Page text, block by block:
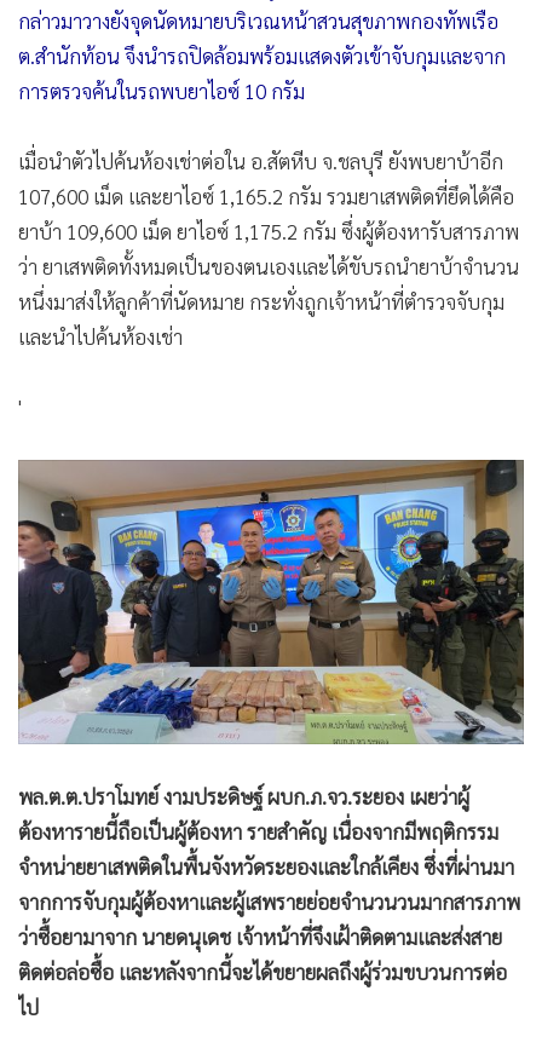
กล่าวมาวางยังจุดนัดหมายบริเวณหน้าสวนสุขภาพกองทัพเรือ
ต.สำนักท้อน จึงนำรถปิดล้อมพร้อมแสดงตัวเข้าจับกุมและจาก
การตรวจค้นในรถพบยาไอซ์ 10 กรัม
เมื่อนำตัวไปค้นห้องเช่าต่อใน อ.สัตหีบ จ.ชลบุรี ยังพบยาบ้าอีก
107,600 เม็ด และยาไอซ์ 1,165.2 กรัม รวมยาเสพติดที่ยึดได้คือ
ยาบ้า 109,600 เม็ด ยาไอซ์ 1,175.2 กรัม ซึ่งผู้ต้องหารับสารภาพ
ว่า ยาเสพติดทั้งหมดเป็นของตนเองและได้ขับรถนำยาบ้าจำนวน
หนึ่งมาส่งให้ลูกค้าที่นัดหมาย กระทั่งถูกเจ้าหน้าที่ตำรวจจับกุม
และนำไปค้นห้องเช่า
'
พล.ต.ต.ปราโมทย์ งามประดิษฐ์ ผบก.ภ.จว.ระยอง เผยว่าผู้
ต้องหารายนี้ถือเป็นผู้ต้องหา รายสำคัญ เนื่องจากมีพฤติกรรม
จำหน่ายยาเสพติดในพื้นจังหวัดระยองและใกล้เคียง ซึ่งที่ผ่านมา
จากการจับกุมผู้ต้องหาและผู้เสพรายย่อยจำนวนวนมากสารภาพ
ว่าซื้อยามาจาก นายดนุเดช เจ้าหน้าที่จึงเฝ้าติดตามและส่งสาย
ติดต่อล่อซื้อ และหลังจากนี้จะได้ขยายผลถึงผู้ร่วมขบวนการต่อ
ไป